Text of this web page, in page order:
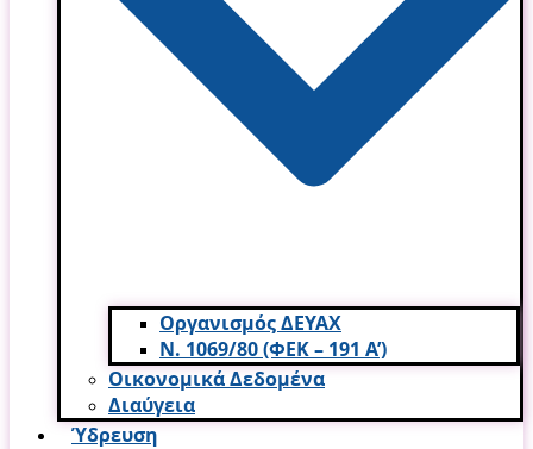
Οργανισμός ΔΕΥΑΧ
Ν. 1069/80 (ΦΕΚ – 191 Α’)
Οικονομικά Δεδομένα
Διαύγεια
Ύδρευση